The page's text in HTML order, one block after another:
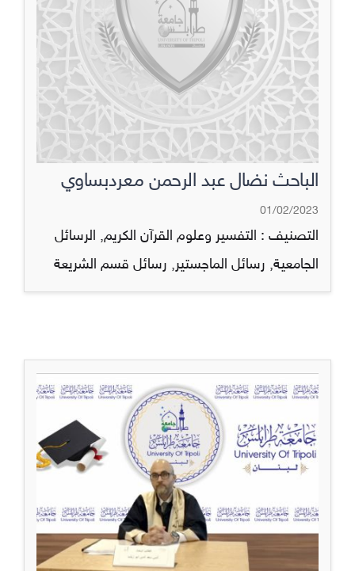
الباحث نضال عبد الرحمن معردبساوي
01/02/2023
التصنيف : التفسير وعلوم القرآن الكريم, الرسائل
الجامعية, رسائل الماجستير, رسائل قسم الشريعة